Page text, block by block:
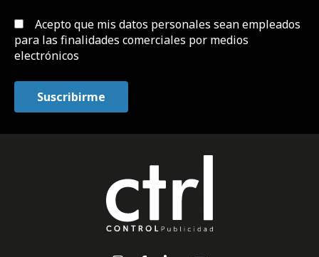
Acepto que mis datos personales sean empleados
para las finalidades comerciales por medios
electrónicos